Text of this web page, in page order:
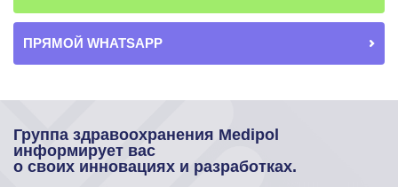
ПРЯМОЙ WHATSAPP
Группа здравоохранения Medipol
информирует вас
о своих инновациях и разработках.